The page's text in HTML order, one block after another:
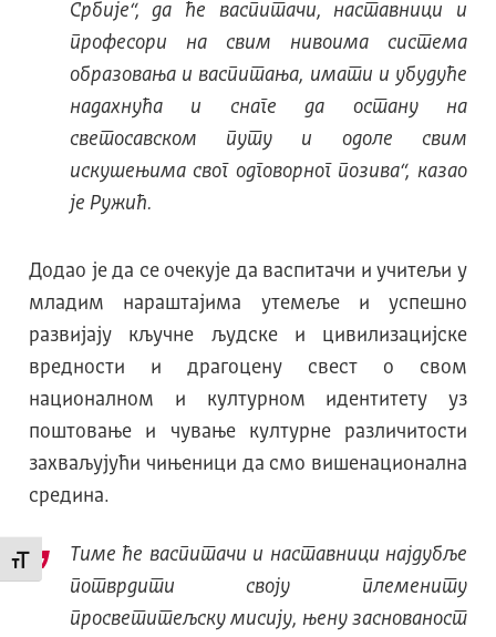
Промени величину слова
Србије“, да ће васпитачи, наставници и
професори на свим нивоима система
образовања и васпитања, имати и убудуће
надахнућа и снаге да остану на
светосавском путу и одоле свим
искушењима свог одговорног позива“, казао
је Ружић.
Додао је да се очекује да васпитачи и учитељи у
младим нараштајима утемеље и успешно
развијају кључне људске и цивилизацијске
вредности и драгоцену свест о свом
националном и културном идентитету уз
поштовање и чување културне различитости
захваљујући чињеници да смо вишенационална
средина.
Тиме ће васпитачи и наставници најдубље
потврдити своју племениту
просветитељску мисију, њену заснованост